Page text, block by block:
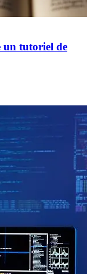
un tutoriel de